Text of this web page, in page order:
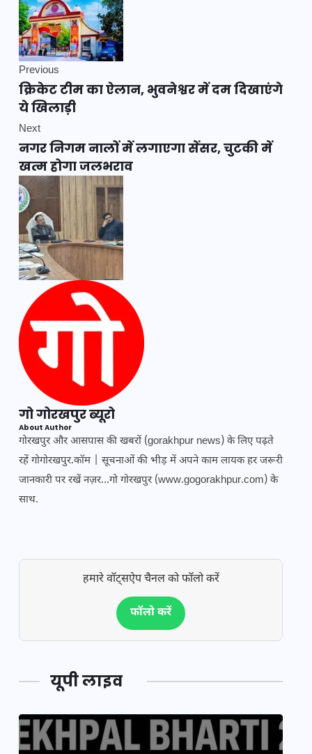
Previous
क्रिकेट टीम का ऐलान, भुवनेश्वर में दम दिखाएंगे
ये खिलाड़ी
Next
नगर निगम नालों में लगाएगा सेंसर, चुटकी में
खत्म होगा जलभराव
गो गोरखपुर ब्यूरो
About Author
गोरखपुर और आसपास की खबरों (gorakhpur news) के लिए पढ़ते
रहें गोगोरखपुर.कॉम | सूचनाओं की भीड़ में अपने काम लायक हर जरूरी
जानकारी पर रखें नज़र...गो गोरखपुर (www.gogorakhpur.com) के
साथ.
हमारे वॉट्सऐप चैनल को फॉलो करें
फॉलो करें
यूपी लाइव